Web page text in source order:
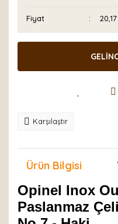
Fiyat
Karşılaştır
Ürün Bilgisi
Opinel Inox
Paslanmaz